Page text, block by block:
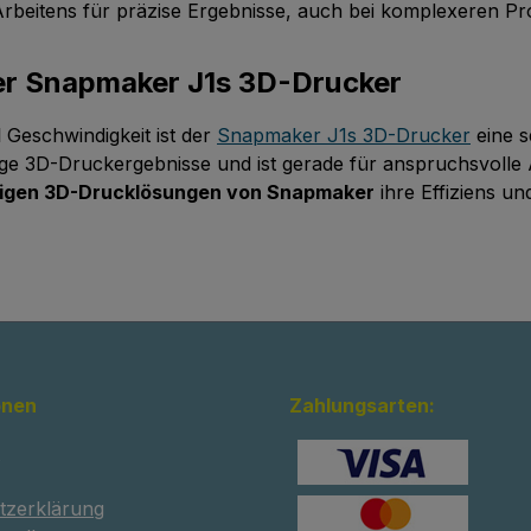
Komplette Paket
Genialität mit
was Sie für den
3D-Druck-Abenteuer
Drucken
um PLA zu
des J1s verbessert
Support für PLA
sodass Sie den
für präzise Ergebnisse, auch bei komplexeren
Snapmaker J1s 3D-Drucker
ist der Snapmaker J1s 3D-Drucker eine
3D-Druckergebnisse und ist gerade für
3D-Drucklösungen von Snapmaker ihre Effiziens
Zahlungsarten: